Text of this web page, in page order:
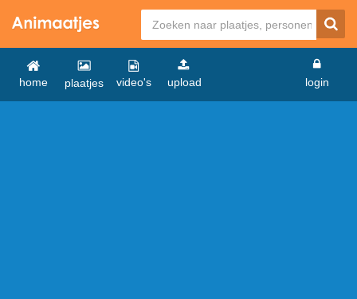
home plaatjes video's upload login